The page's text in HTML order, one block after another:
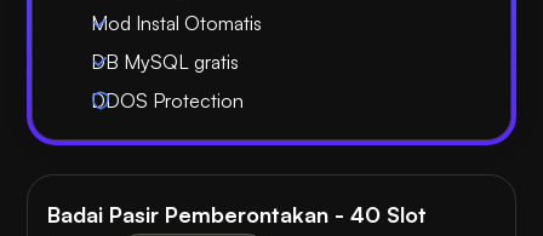
Mod Instal Otomatis
DB MySQL gratis
DDOS Protection
Badai Pasir Pemberontakan - 40 Slot